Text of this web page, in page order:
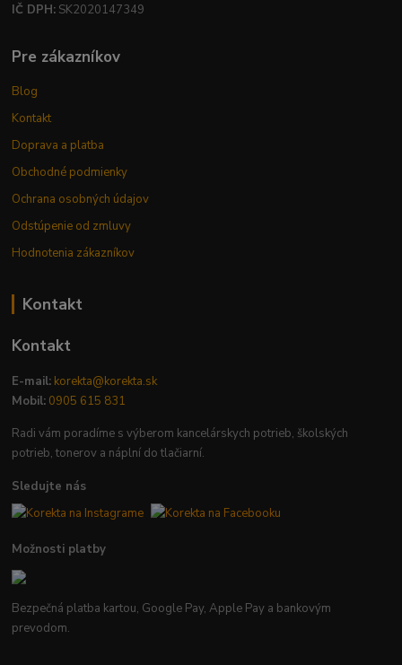
IČ DPH: SK2020147349
Pre zákazníkov
Blog
Kontakt
Doprava a platba
Obchodné podmienky
Ochrana osobných údajov
Odstúpenie od zmluvy
Hodnotenia zákazníkov
Kontakt
Kontakt
E-mail: korekta@korekta.sk
Mobil: 0905 615 831
Radi vám poradíme s výberom kancelárskych potrieb, školských
potrieb, tonerov a náplní do tlačiarní.
Sledujte nás
Možnosti platby
Bezpečná platba kartou, Google Pay, Apple Pay a bankovým
prevodom.